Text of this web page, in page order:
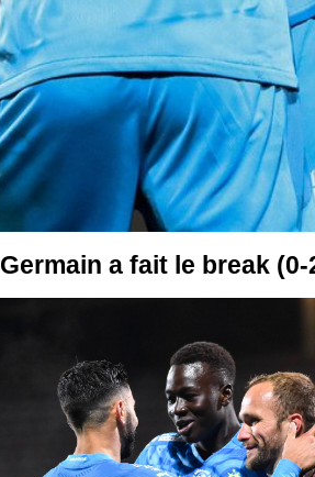
Germain a fait le break (0-